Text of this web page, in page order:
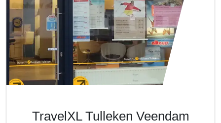
TravelXL Tulleken Veendam